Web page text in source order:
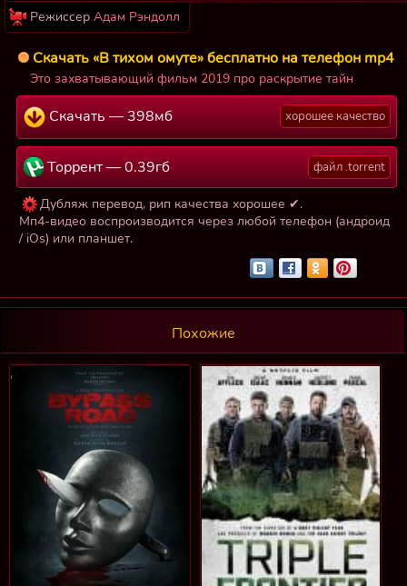
Режиссер Адам Рэндолл
Скачать «В тихом омуте» бесплатно на телефон mp4
Это захватывающий фильм 2019 про раскрытие тайн
Скачать — 398мб хорошее качество
Торрент — 0.39гб файл .torrent
Дубляж перевод, рип качества хорошее ✔.
Мп4-видео воспроизводится через любой телефон (андроид
/ iOs) или планшет.
Похожие